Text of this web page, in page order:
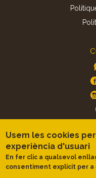
Usem les cookies
experiència d'usuari
En fer clic a qualsevol
consentiment explícit per